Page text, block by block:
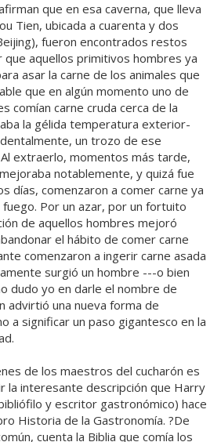
que en esa caverna, que lleva
Tien, ubicada a cuarenta y dos
fueron encontrados restos
aquellos primitivos hombres ya
asar la carne de los animales que
que en algún momento uno de
comían carne cruda cerca de la
la gélida temperatura exterior-
un trozo de ese
extraerlo, momentos más tarde,
notablemente, y quizá fue
días, comenzaron a comer carne ya
fuego. Por un azar, por un fortuito
de aquellos hombres mejoró
el hábito de comer carne
comenzaron a ingerir carne asada
surgió un hombre ---o bien
dudo yo en darle el nombre de
advirtió una nueva forma de
a significar un paso gigantesco en la
de los maestros del cucharón es
la interesante descripción que Harry
y escritor gastronómico) hace
Historia de la Gastronomía. ?De
cuenta la Biblia que comía los